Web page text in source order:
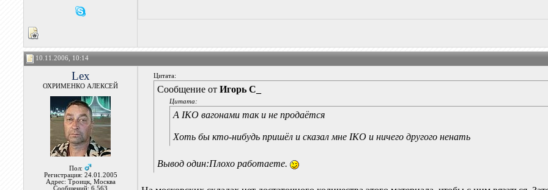
10.11.2006, 10:14
Lex
ОХРИМЕНКО АЛЕКСЕЙ
Пол:
Регистрация: 24.01.2005
Адрес: Троицк, Москва
Сообщений: 6,563
Цитата:
Сообщение отИгорь С_
Цитата:
А IKO вагонами так и не продаётся
Хоть бы кто-нибудь пришёл и сказал мне IKO и ничего другого ненать
Вывод один:Плохо работаете.